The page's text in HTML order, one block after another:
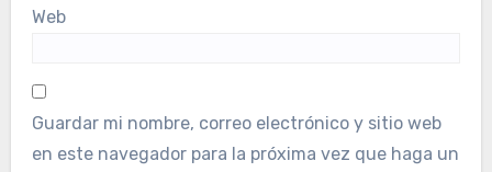
Web
Guardar mi nombre, correo electrónico y sitio web
en este navegador para la próxima vez que haga un